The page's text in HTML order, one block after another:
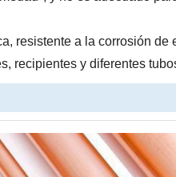
resistente a la corrosión
recipientes y diferentes